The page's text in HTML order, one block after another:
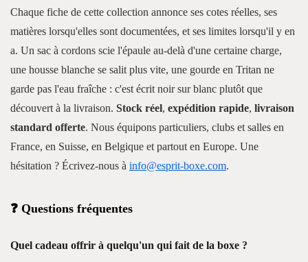
Chaque fiche de cette collection annonce ses cotes réelles, ses
matières lorsqu'elles sont documentées, et ses limites lorsqu'il y en
a. Un sac à cordons scie l'épaule au-delà d'une certaine charge,
une housse blanche se salit plus vite, une gourde en Tritan ne
garde pas l'eau fraîche : c'est écrit noir sur blanc plutôt que
découvert à la livraison. Stock réel, expédition rapide, livraison
standard offerte. Nous équipons particuliers, clubs et salles en
France, en Suisse, en Belgique et partout en Europe. Une
hésitation ? Écrivez-nous à info@esprit-boxe.com.
❓ Questions fréquentes
Quel cadeau offrir à quelqu'un qui fait de la boxe ?